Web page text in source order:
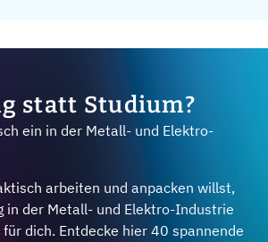
statt Studium?
ein in der Metall- und Elektro-
arbeiten und anpacken willst,
in der Metall- und Elektro-Industrie
dich. Entdecke hier 40 spannende